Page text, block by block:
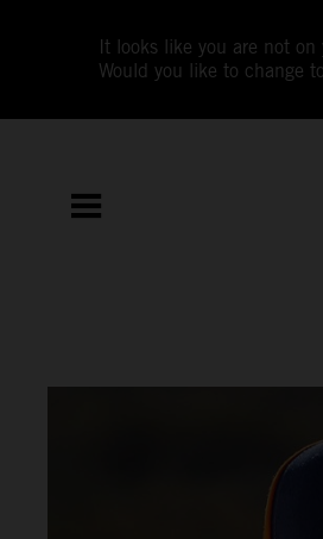
It looks like you are not on
Would you like to change